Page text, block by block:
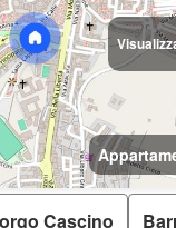
Cascino